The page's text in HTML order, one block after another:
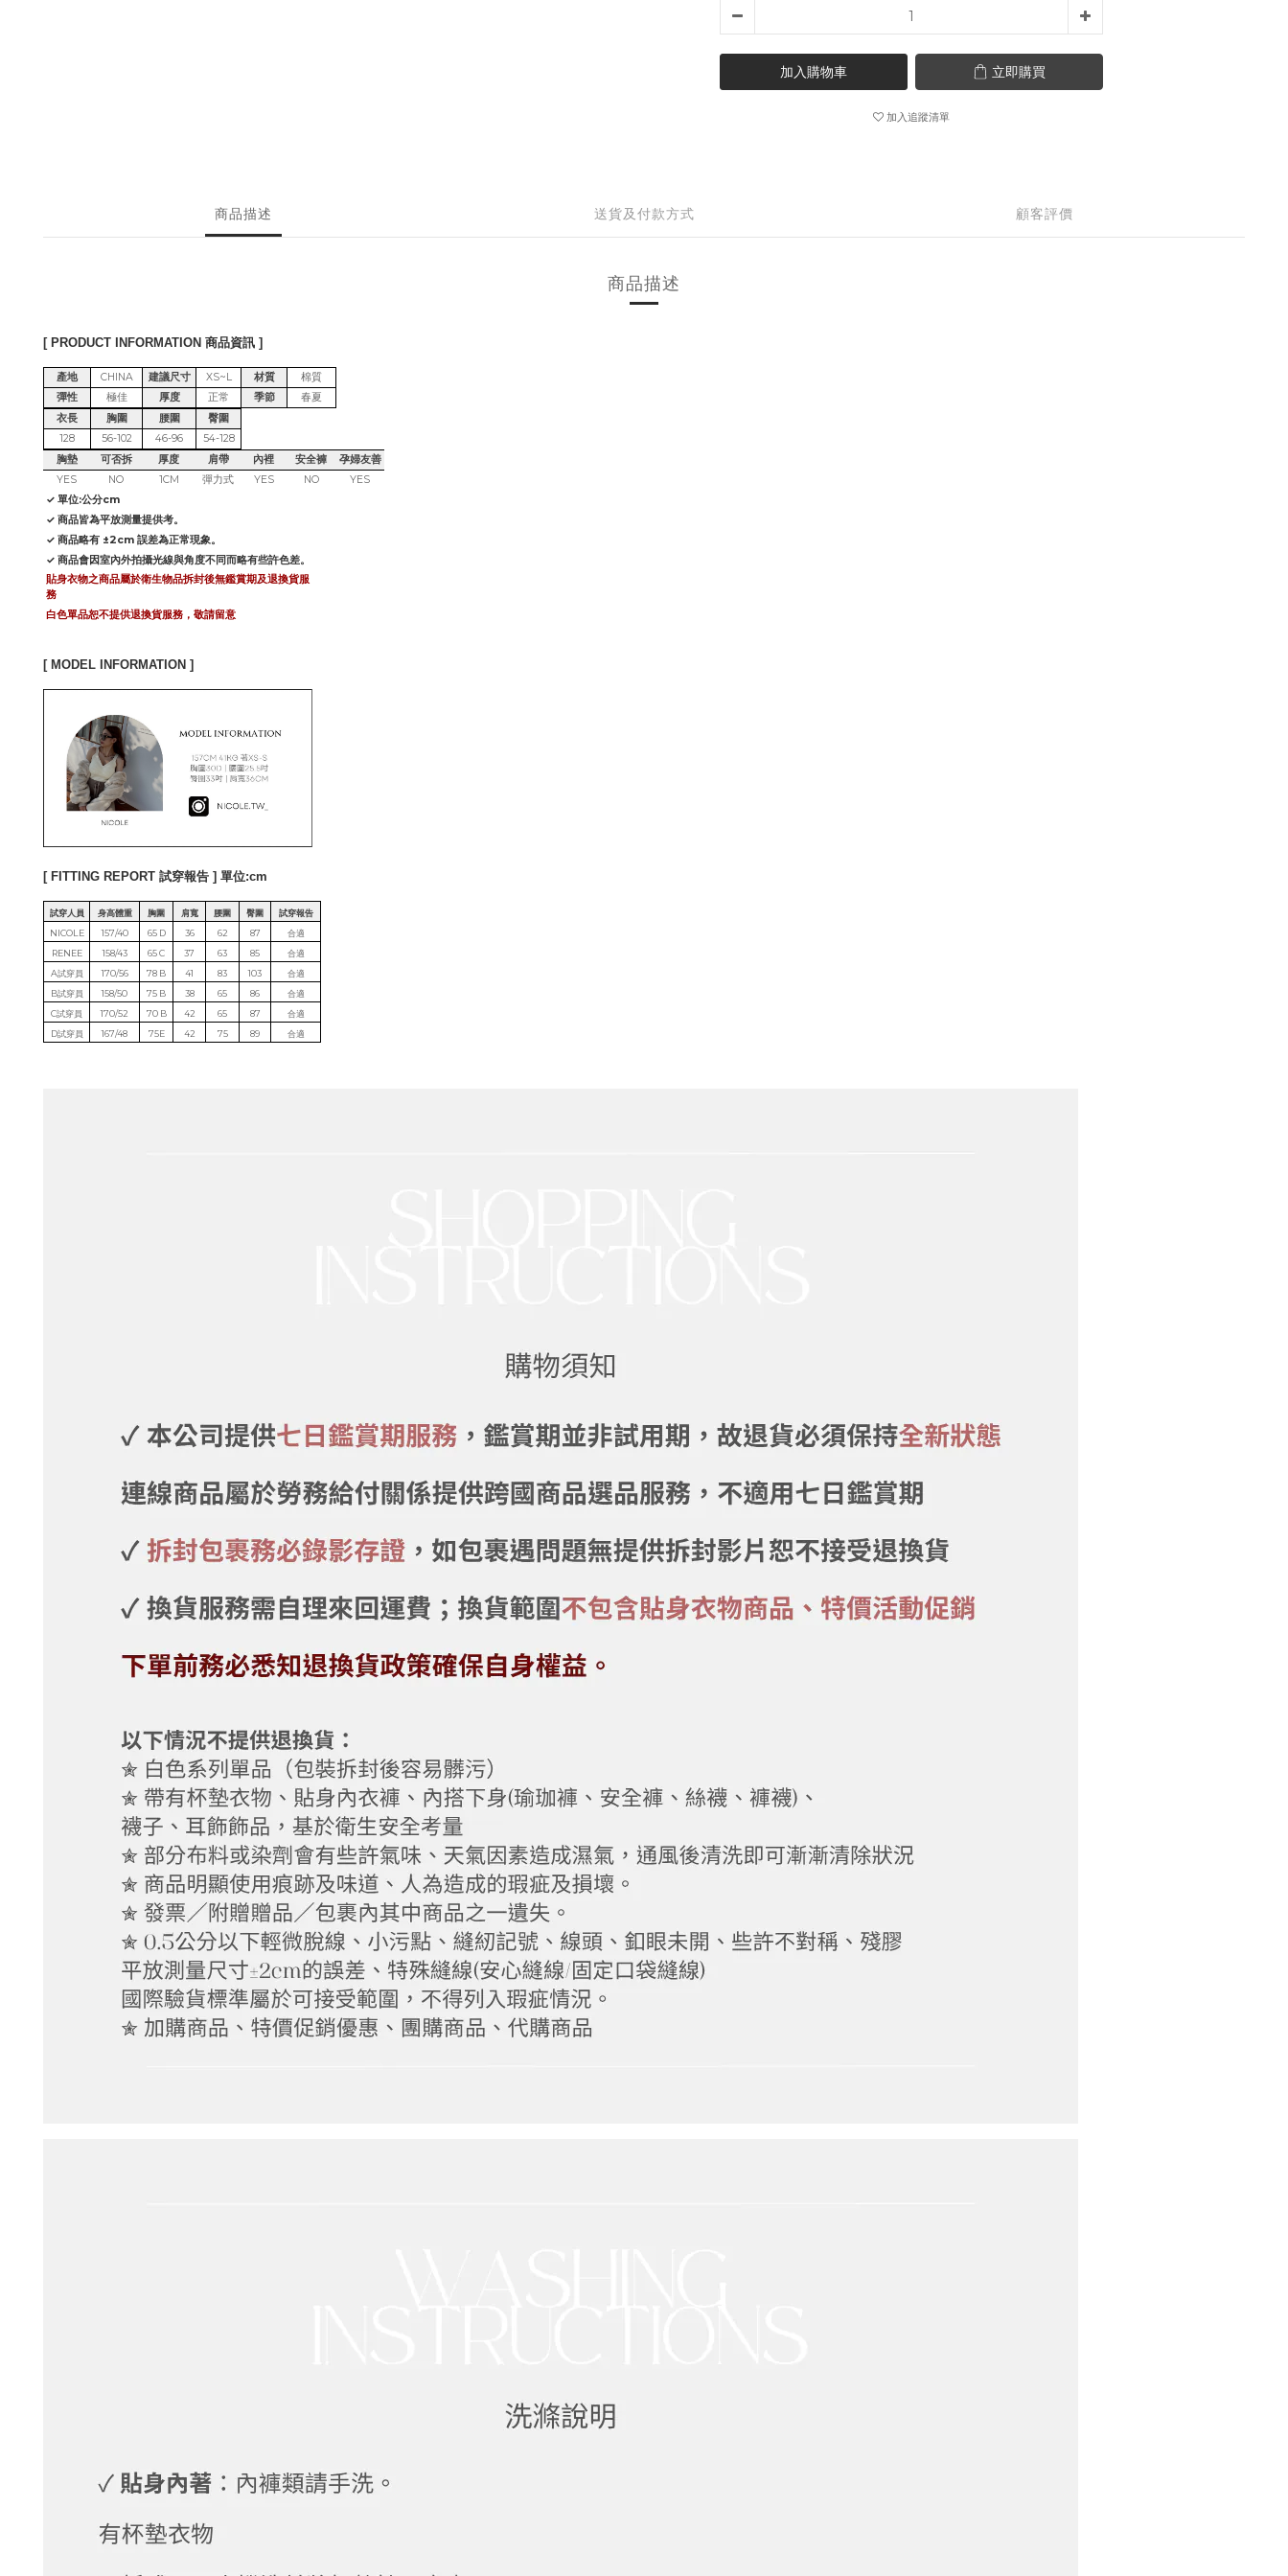
加入購物車 立即購買
加入追蹤清單
商品描述 送貨及付款方式 顧客評價
商品描述
[ PRODUCT INFORMATION 商品資訊 ]
產地 CHINA 建議尺寸 XS~L 材質
棉質
彈性
極佳 厚度 正常 季節
春夏
衣長
胸圍 腰圍
臀圍
128
56-102 46-96
54-128
胸墊
可否拆 厚度 肩帶 內裡 安全褲
孕婦友善
YES
NO 1CM 彈力式 YES NO
YES
✓ 單位:公分cm
✓ 商品皆為平放測量提供考。
✓ 商品略有 ±2cm 誤差為正常現象。
✓ 商品會因室內外拍攝光線與角度不同而略有些許色差。
貼身衣物之商品屬於衛生物品拆封後無鑑賞期及退換貨服
務
白色單品恕不提供退換貨服務，敬請留意
[ MODEL INFORMATION ]
[ FITTING REPORT 試穿報告 ] 單位:cm
試穿人員 身高體重 胸圍 肩寬 腰圍 臀圍
試穿報告
NICOLE
157/40 65 D 36 62 87
合適
RENEE
158/43 65 C 37 63 85
合適
A試穿員
170/56 78 B 41 83 103
合適
B試穿員
158/50 75 B 38 65 86
合適
C試穿員
170/52 70 B 42 65 87
合適
D試穿員
167/48 75E 42 75 89 合適